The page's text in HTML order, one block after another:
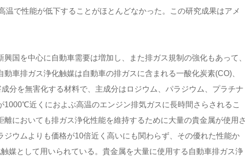
で性能が低下することがほとんどなかった。この研究成果はアメ
国を中心に自動車需要は増加し、また排ガス規制の強化もあって、
車排ガス浄化触媒は自動車の排ガスに含まれる一酸化炭素(CO)、
分を無害化する材料で、主成分はロジウム、パラジウム、プラチナ
近くにおよぶ高温のエンジン排気ガスに長時間さらされるこ
においても排ガス浄化性能を維持するために大量の貴金属が使用さ
ウムよりも価格が10倍近く高いにも関わらず、その優れた性能か
媒として用いられている。貴金属を大量に使用する自動車排ガス浄